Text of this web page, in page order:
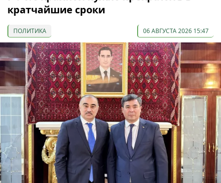
кратчайшие сроки
ПОЛИТИКА 06 АВГУСТА 2026 15:47